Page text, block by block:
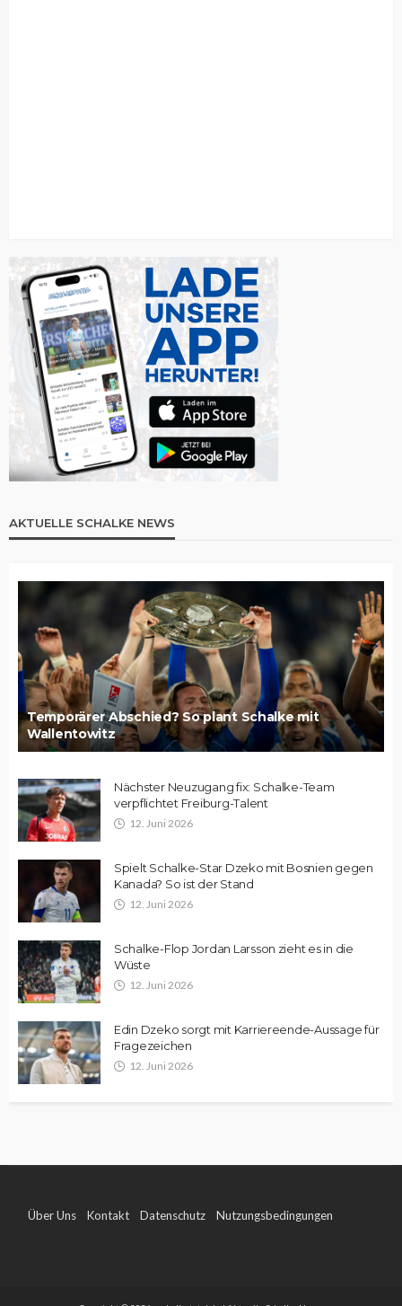
AKTUELLE SCHALKE NEWS
Temporärer Abschied? So plant Schalke mit
Wallentowitz
Nächster Neuzugang fix: Schalke-Team
verpflichtet Freiburg-Talent
12. Juni 2026
Spielt Schalke-Star Dzeko mit Bosnien gegen
Kanada? So ist der Stand
12. Juni 2026
Schalke-Flop Jordan Larsson zieht es in die
Wüste
12. Juni 2026
Edin Dzeko sorgt mit Karriereende-Aussage für
Fragezeichen
12. Juni 2026
Über Uns Kontakt Datenschutz Nutzungsbedingungen